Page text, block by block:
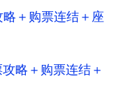
＋购票连结＋座
略＋购票连结＋